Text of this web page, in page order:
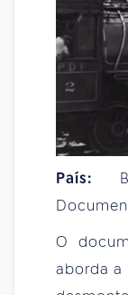
País:
O
aborda a